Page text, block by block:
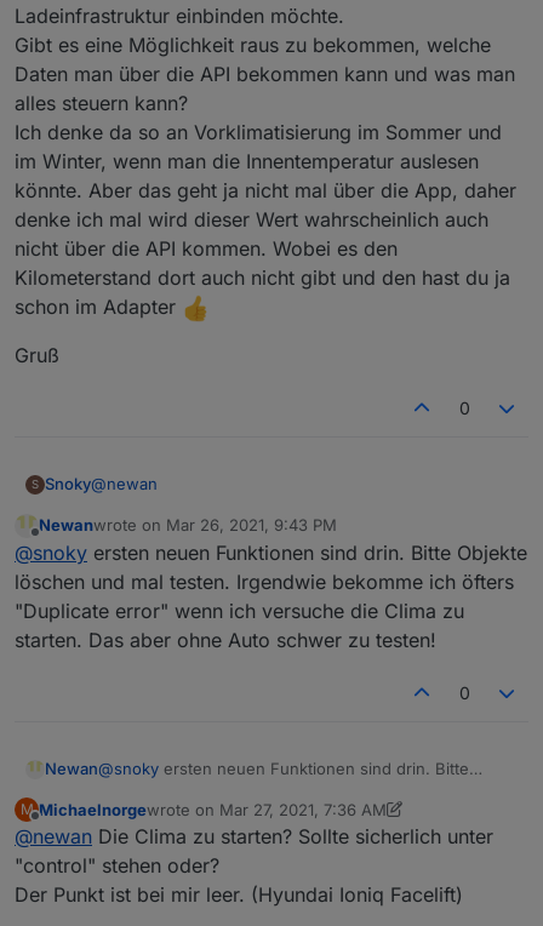
Ladeinfrastruktur einbinden möchte.
Gibt es eine Möglichkeit raus zu bekommen, welche
Daten man über die API bekommen kann und was man
alles steuern kann?
Ich denke da so an Vorklimatisierung im Sommer und
im Winter, wenn man die Innentemperatur auslesen
könnte. Aber das geht ja nicht mal über die App, daher
denke ich mal wird dieser Wert wahrscheinlich auch
nicht über die API kommen. Wobei es den
Kilometerstand dort auch nicht gibt und den hast du ja
schon im Adapter
Gruß
0
S Snoky@newan
Kia eNiro hab ich.
Für mich und sicher für alle anderen auch ist der SoC
der interessanteste Wert beim Elektro, da man ja die
Ladeinfrastruktur einbinden möchte.
Gibt es eine Möglichkeit raus zu bekommen, welche
Daten man über die API bekommen kann und was man
Ich denke da so an Vorklimatisierung im Sommer und im
denke ich mal wird dieser Wert wahrscheinlich auch
nicht über die API kommen. Wobei es den
Kilometerstand dort auch nicht gibt und den hast du ja
schon im Adapter
Gruß
Offline
Newanwrote on Mar 26, 2021, 9:43 PM
last edited by
@snoky ersten neuen Funktionen sind drin. Bitte Objekte
löschen und mal testen. Irgendwie bekomme ich öfters
"Duplicate error" wenn ich versuche die Clima zu
starten. Das aber ohne Auto schwer zu testen!
0
Newan@snoky ersten neuen Funktionen sind drin. Bitte
ich öfters "Duplicate error" wenn ich versuche die
Clima zu starten. Das aber ohne Auto schwer zu
testen!
M Michaelnorgewrote on Mar 27, 2021, 7:36 AM
last edited by Michaelnorge Mar 27, 2021, 8:54 AM
@newan Die Clima zu starten? Sollte sicherlich unter
"control" stehen oder?
Der Punkt ist bei mir leer. (Hyundai Ioniq Facelift)